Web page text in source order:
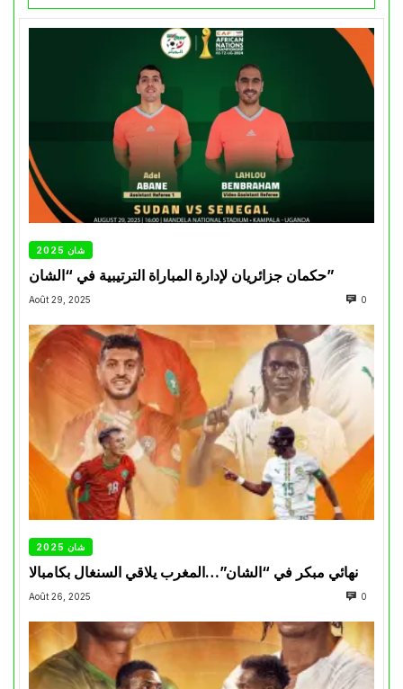
شان 2025
حكمان جزائريان لإدارة المباراة الترتيبية في “الشان”
Août 29, 2025 0
شان 2025
نهائي مبكر في “الشان”…المغرب يلاقي السنغال بكامبالا
Août 26, 2025 0